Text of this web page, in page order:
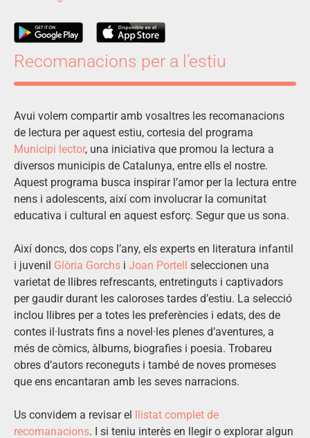
Recomanacions per a l’estiu
Avui volem compartir amb vosaltres les recomanacions
de lectura per aquest estiu, cortesia del programa
Municipi lector, una iniciativa que promou la lectura a
diversos municipis de Catalunya, entre ells el nostre.
Aquest programa busca inspirar l’amor per la lectura entre
nens i adolescents, així com involucrar la comunitat
educativa i cultural en aquest esforç. Segur que us sona.
Així doncs, dos cops l’any, els experts en literatura infantil
i juvenil Glòria Gorchs i Joan Portell
seleccionen una
varietat de llibres refrescants, entretinguts i captivadors
per gaudir durant les caloroses tardes d’estiu. La selecció
inclou llibres per a totes les preferències i edats, des de
contes il·lustrats fins a novel·les plenes d’aventures, a
més de còmics, àlbums, biografies i poesia. Trobareu
obres d’autors reconeguts i també de noves promeses
que ens encantaran amb les seves narracions.
Us convidem a revisar el
llistat complet de
recomanacions. I si teniu interès en llegir o explorar algun